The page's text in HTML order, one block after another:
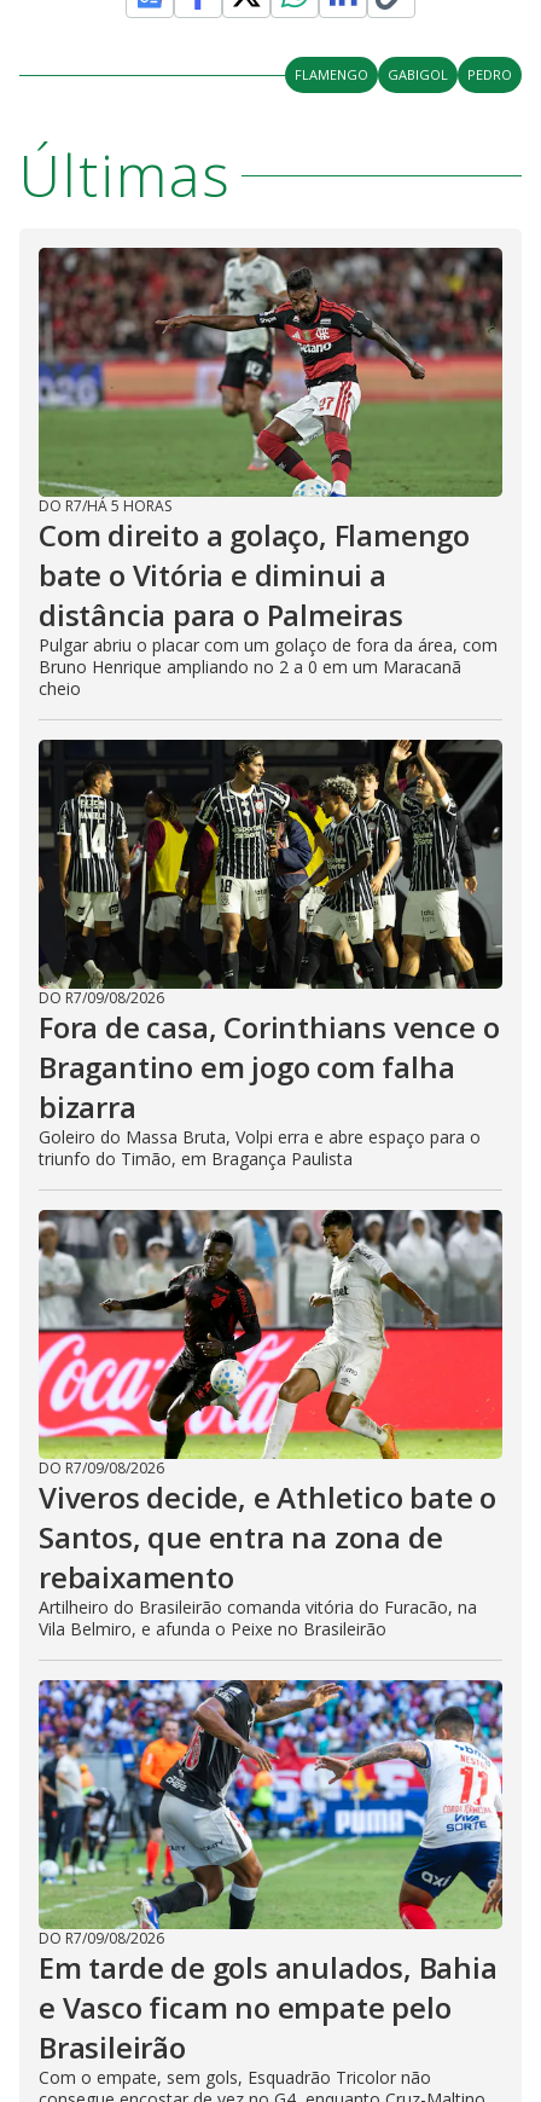
FLAMENGO GABIGOL PEDRO
Últimas
DO R7/HÁ 5 HORAS
Com direito a golaço, Flamengo
bate o Vitória e diminui a
distância para o Palmeiras
Pulgar abriu o placar com um golaço de fora da área, com
Bruno Henrique ampliando no 2 a 0 em um Maracanã
cheio
DO R7/09/08/2026
Fora de casa, Corinthians vence o
Bragantino em jogo com falha
bizarra
Goleiro do Massa Bruta, Volpi erra e abre espaço para o
triunfo do Timão, em Bragança Paulista
DO R7/09/08/2026
Viveros decide, e Athletico bate o
Santos, que entra na zona de
rebaixamento
Artilheiro do Brasileirão comanda vitória do Furacão, na
Vila Belmiro, e afunda o Peixe no Brasileirão
DO R7/09/08/2026
Em tarde de gols anulados, Bahia
e Vasco ficam no empate pelo
Brasileirão
Com o empate, sem gols, Esquadrão Tricolor não